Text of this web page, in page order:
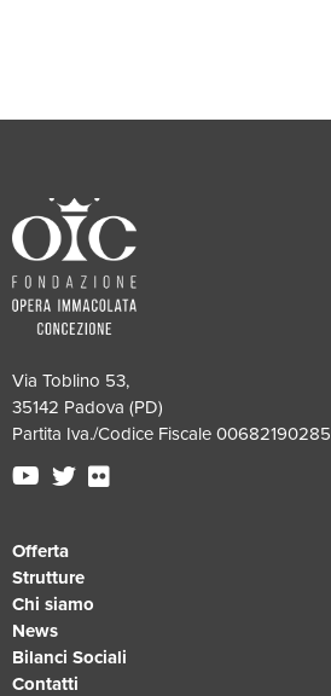
Via Toblino 53,
35142 Padova (PD)
Partita Iva./Codice Fiscale 00682190285
Offerta
Strutture
Chi siamo
News
Bilanci Sociali
Contatti